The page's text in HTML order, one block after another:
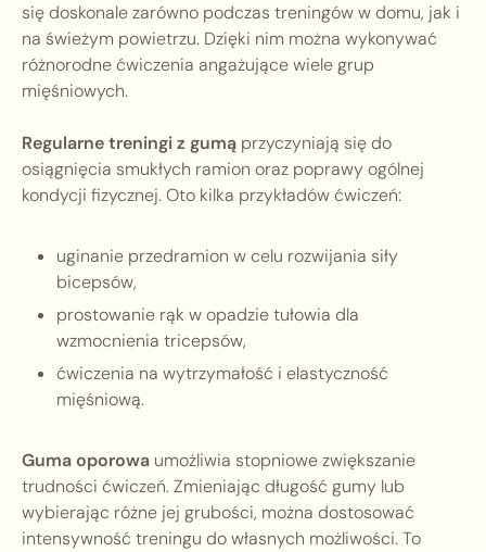
się doskonale zarówno podczas treningów w domu, jak i
na świeżym powietrzu. Dzięki nim można wykonywać
różnorodne ćwiczenia angażujące wiele grup
mięśniowych.
Regularne treningi z gumą przyczyniają się do
osiągnięcia smukłych ramion oraz poprawy ogólnej
kondycji fizycznej. Oto kilka przykładów ćwiczeń:
uginanie przedramion w celu rozwijania siły
bicepsów,
prostowanie rąk w opadzie tułowia dla
wzmocnienia tricepsów,
ćwiczenia na wytrzymałość i elastyczność
mięśniową.
Guma oporowa umożliwia stopniowe zwiększanie
trudności ćwiczeń. Zmieniając długość gumy lub
wybierając różne jej grubości, można dostosować
intensywność treningu do własnych możliwości. To